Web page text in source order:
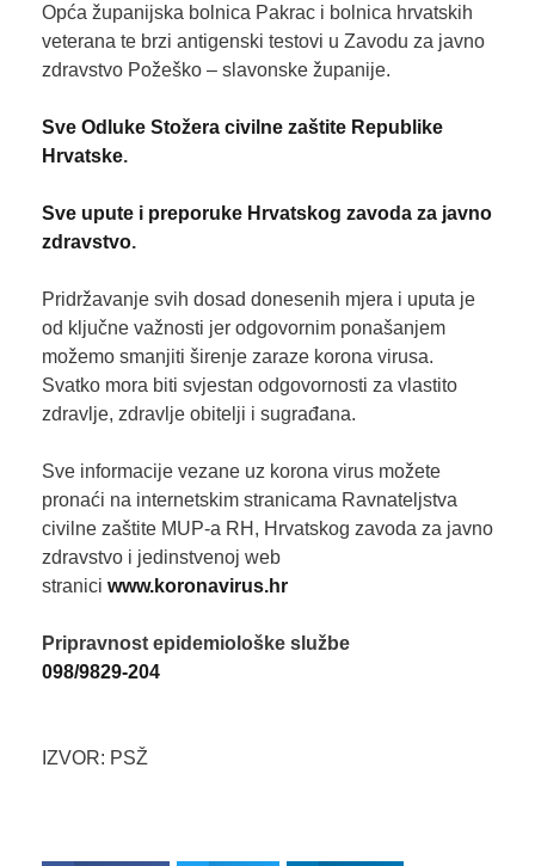
Opća županijska bolnica Pakrac i bolnica hrvatskih
veterana te brzi antigenski testovi u Zavodu za javno
zdravstvo Požeško – slavonske županije.
Sve Odluke Stožera civilne zaštite Republike
Hrvatske.
Sve upute i preporuke Hrvatskog zavoda za javno
zdravstvo.
Pridržavanje svih dosad donesenih mjera i uputa je
od ključne važnosti jer odgovornim ponašanjem
možemo smanjiti širenje zaraze korona virusa.
Svatko mora biti svjestan odgovornosti za vlastito
zdravlje, zdravlje obitelji i sugrađana.
Sve informacije vezane uz korona virus možete
pronaći na internetskim stranicama Ravnateljstva
civilne zaštite MUP-a RH, Hrvatskog zavoda za javno
zdravstvo i jedinstvenoj web
stranici www.koronavirus.hr
Pripravnost epidemiološke službe
098/9829-204
IZVOR: PSŽ